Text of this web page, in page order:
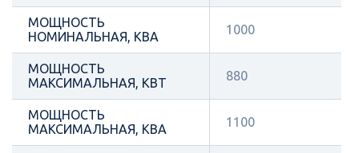
МОЩНОСТЬ
НОМИНАЛЬНАЯ, КВА
1000
МОЩНОСТЬ
МАКСИМАЛЬНАЯ, КВТ
880
МОЩНОСТЬ
МАКСИМАЛЬНАЯ, КВА
1100